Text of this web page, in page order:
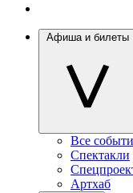
Афиша и билеты
Все
Спектакли
Артхаб